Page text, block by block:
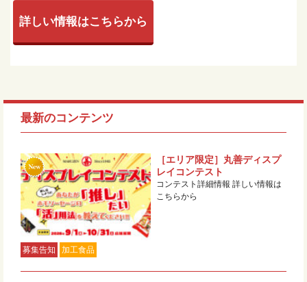
詳しい情報はこちらから
最新のコンテンツ
募集告知 加工食品
［エリア限定］丸善ディスプ
レイコンテスト
コンテスト詳細情報 詳しい情報は
こちらから